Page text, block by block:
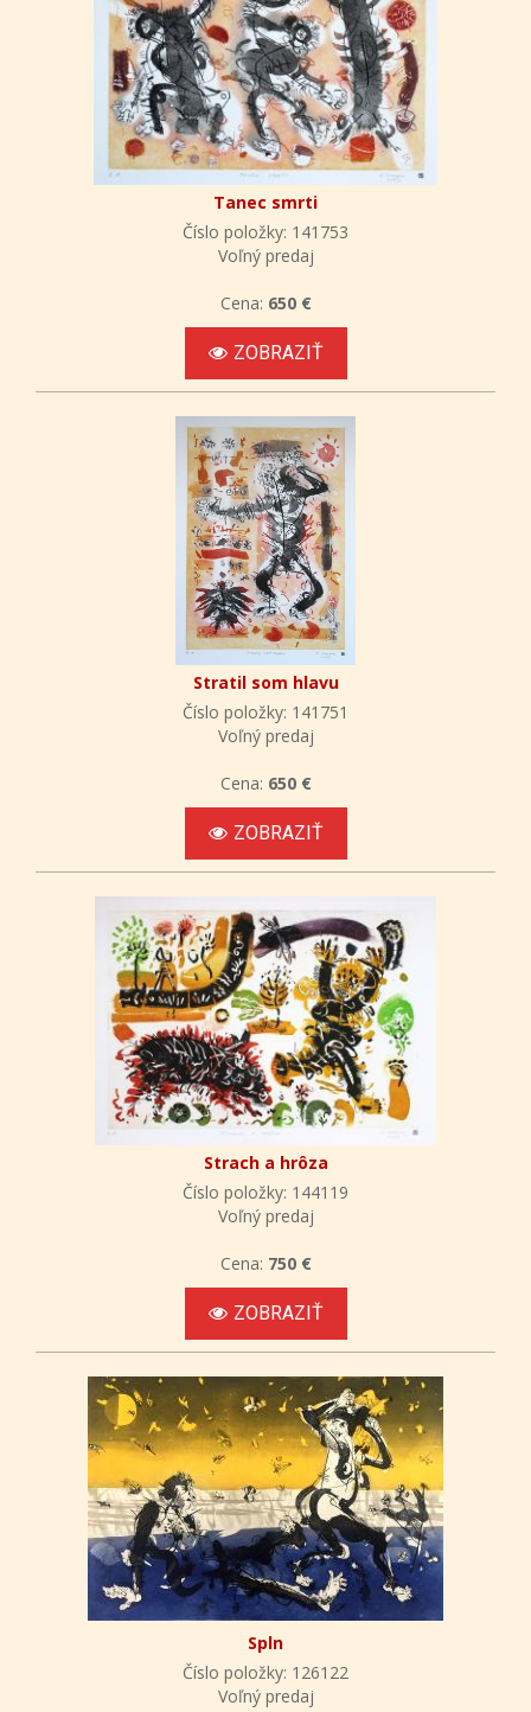
Tanec smrti
Číslo položky: 141753
Voľný predaj
Cena: 650 €
ZOBRAZIŤ
Stratil som hlavu
Číslo položky: 141751
Voľný predaj
Cena: 650 €
ZOBRAZIŤ
Strach a hrôza
Číslo položky: 144119
Voľný predaj
Cena: 750 €
ZOBRAZIŤ
Spln
Číslo položky: 126122
Voľný predaj